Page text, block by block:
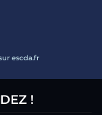
escda.fr
!